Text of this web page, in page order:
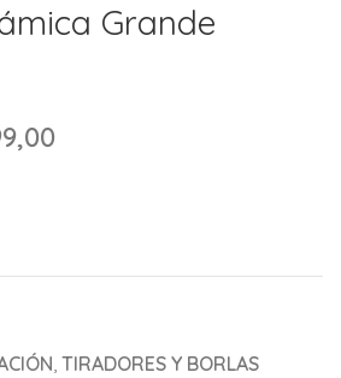
Grande
, TIRADORES Y BORLAS